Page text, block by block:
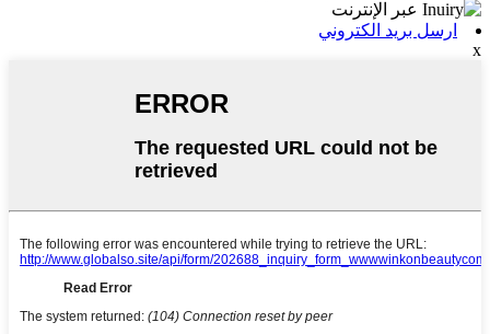
ارسل بريد الكتروني
x